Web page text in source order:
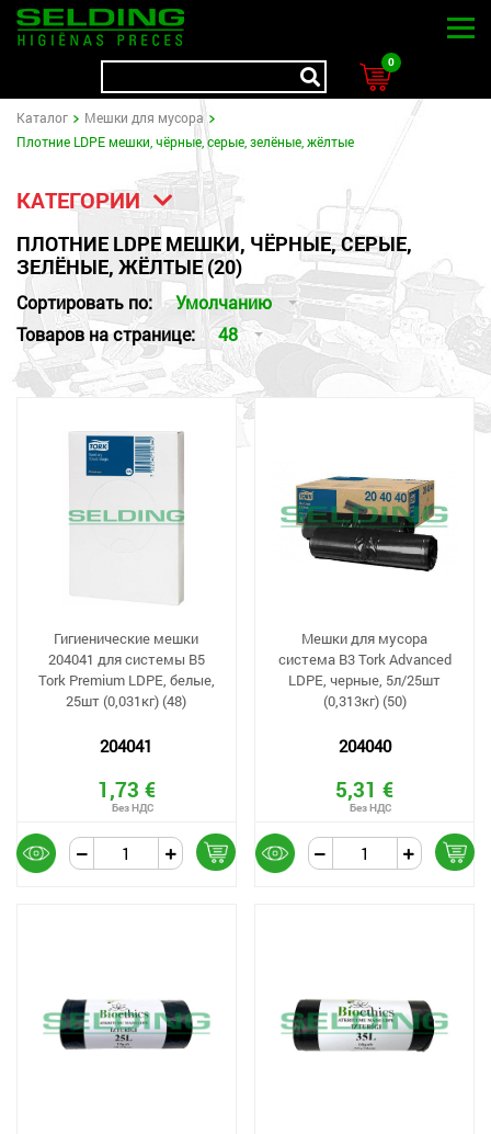
0
Kаталог
Мешки для мусора
Плотние LDPE мешки, чёрные, серые, зелёные, жёлтые
КАТЕГОРИИ
ПЛОТНИЕ LDPE МЕШКИ, ЧЁРНЫЕ, СЕРЫЕ,
ЗЕЛЁНЫЕ, ЖЁЛТЫЕ (20)
Сортировать по:
Умолчанию
Товаров на странице:
48
Гигиеническиe мешки
204041 для системы B5
Tork Premium LDPE, белые,
25шт (0,031кг) (48)
204041
1,73 €
Мешки для мусора
системa B3 Tork Advanced
LDPE, черные, 5л/25шт
(0,313кг) (50)
204040
5,31 €